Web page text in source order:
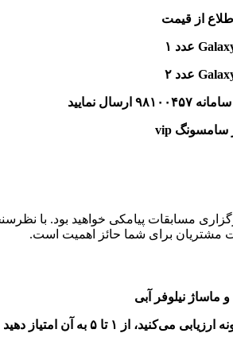
از قیمت
عدد ۱
عدد ۲
سامسونگvip
مسابقات پیامکی خواهید بود. با
مشتریان برای شما حائز اهمیت است.
ماساژ نیلوفر آبی
از ۱ تا ۵ به آن امتیاز دهید